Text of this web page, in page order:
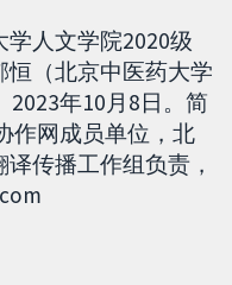
人文学院2020级
（北京中医药大学
2023年10月8日。简
作网成员单位，北
传播工作组负责，